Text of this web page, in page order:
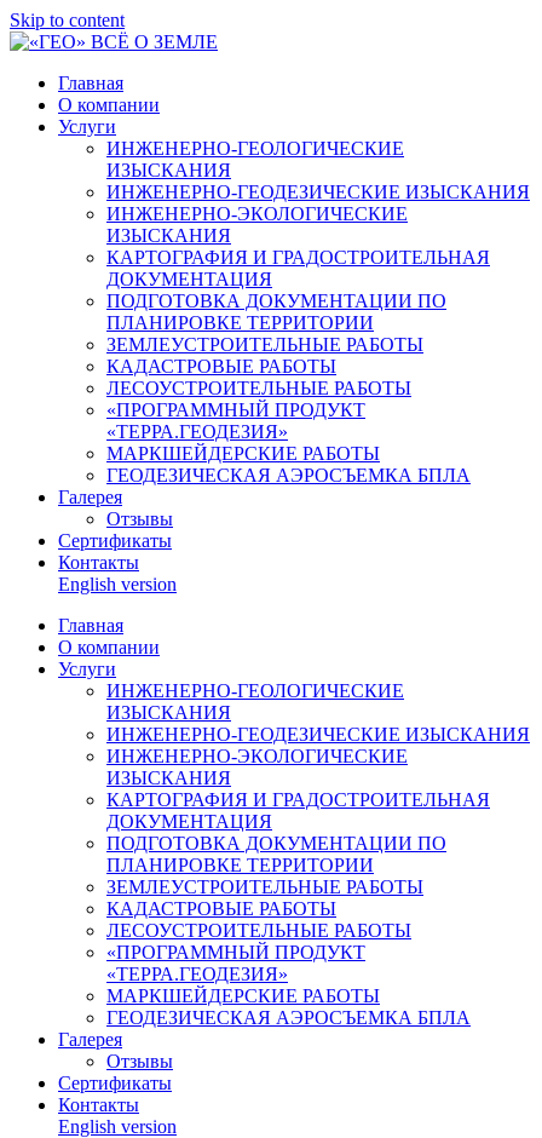
Skip to content
Главная
О компании
Услуги
ИНЖЕНЕРНО-ГЕОЛОГИЧЕСКИЕ
ИЗЫСКАНИЯ
ИНЖЕНЕРНО-ГЕОДЕЗИЧЕСКИЕ ИЗЫСКАНИЯ
ИНЖЕНЕРНО-ЭКОЛОГИЧЕСКИЕ
ИЗЫСКАНИЯ
КАРТОГРАФИЯ И ГРАДОСТРОИТЕЛЬНАЯ
ДОКУМЕНТАЦИЯ
ПОДГОТОВКА ДОКУМЕНТАЦИИ ПО
ПЛАНИРОВКЕ ТЕРРИТОРИИ
ЗЕМЛЕУСТРОИТЕЛЬНЫЕ РАБОТЫ
КАДАСТРОВЫЕ РАБОТЫ
ЛЕСОУСТРОИТЕЛЬНЫЕ РАБОТЫ
«ПРОГРАММНЫЙ ПРОДУКТ
«ТЕРРА.ГЕОДЕЗИЯ»
МАРКШЕЙДЕРСКИЕ РАБОТЫ
ГЕОДЕЗИЧЕСКАЯ АЭРОСЪЕМКА БПЛА
Галерея
Отзывы
Сертификаты
Контакты
English version
Главная
О компании
Услуги
ИНЖЕНЕРНО-ГЕОЛОГИЧЕСКИЕ
ИЗЫСКАНИЯ
ИНЖЕНЕРНО-ГЕОДЕЗИЧЕСКИЕ ИЗЫСКАНИЯ
ИНЖЕНЕРНО-ЭКОЛОГИЧЕСКИЕ
ИЗЫСКАНИЯ
КАРТОГРАФИЯ И ГРАДОСТРОИТЕЛЬНАЯ
ДОКУМЕНТАЦИЯ
ПОДГОТОВКА ДОКУМЕНТАЦИИ ПО
ПЛАНИРОВКЕ ТЕРРИТОРИИ
ЗЕМЛЕУСТРОИТЕЛЬНЫЕ РАБОТЫ
КАДАСТРОВЫЕ РАБОТЫ
ЛЕСОУСТРОИТЕЛЬНЫЕ РАБОТЫ
«ПРОГРАММНЫЙ ПРОДУКТ
«ТЕРРА.ГЕОДЕЗИЯ»
МАРКШЕЙДЕРСКИЕ РАБОТЫ
ГЕОДЕЗИЧЕСКАЯ АЭРОСЪЕМКА БПЛА
Галерея
Отзывы
Сертификаты
Контакты
English version